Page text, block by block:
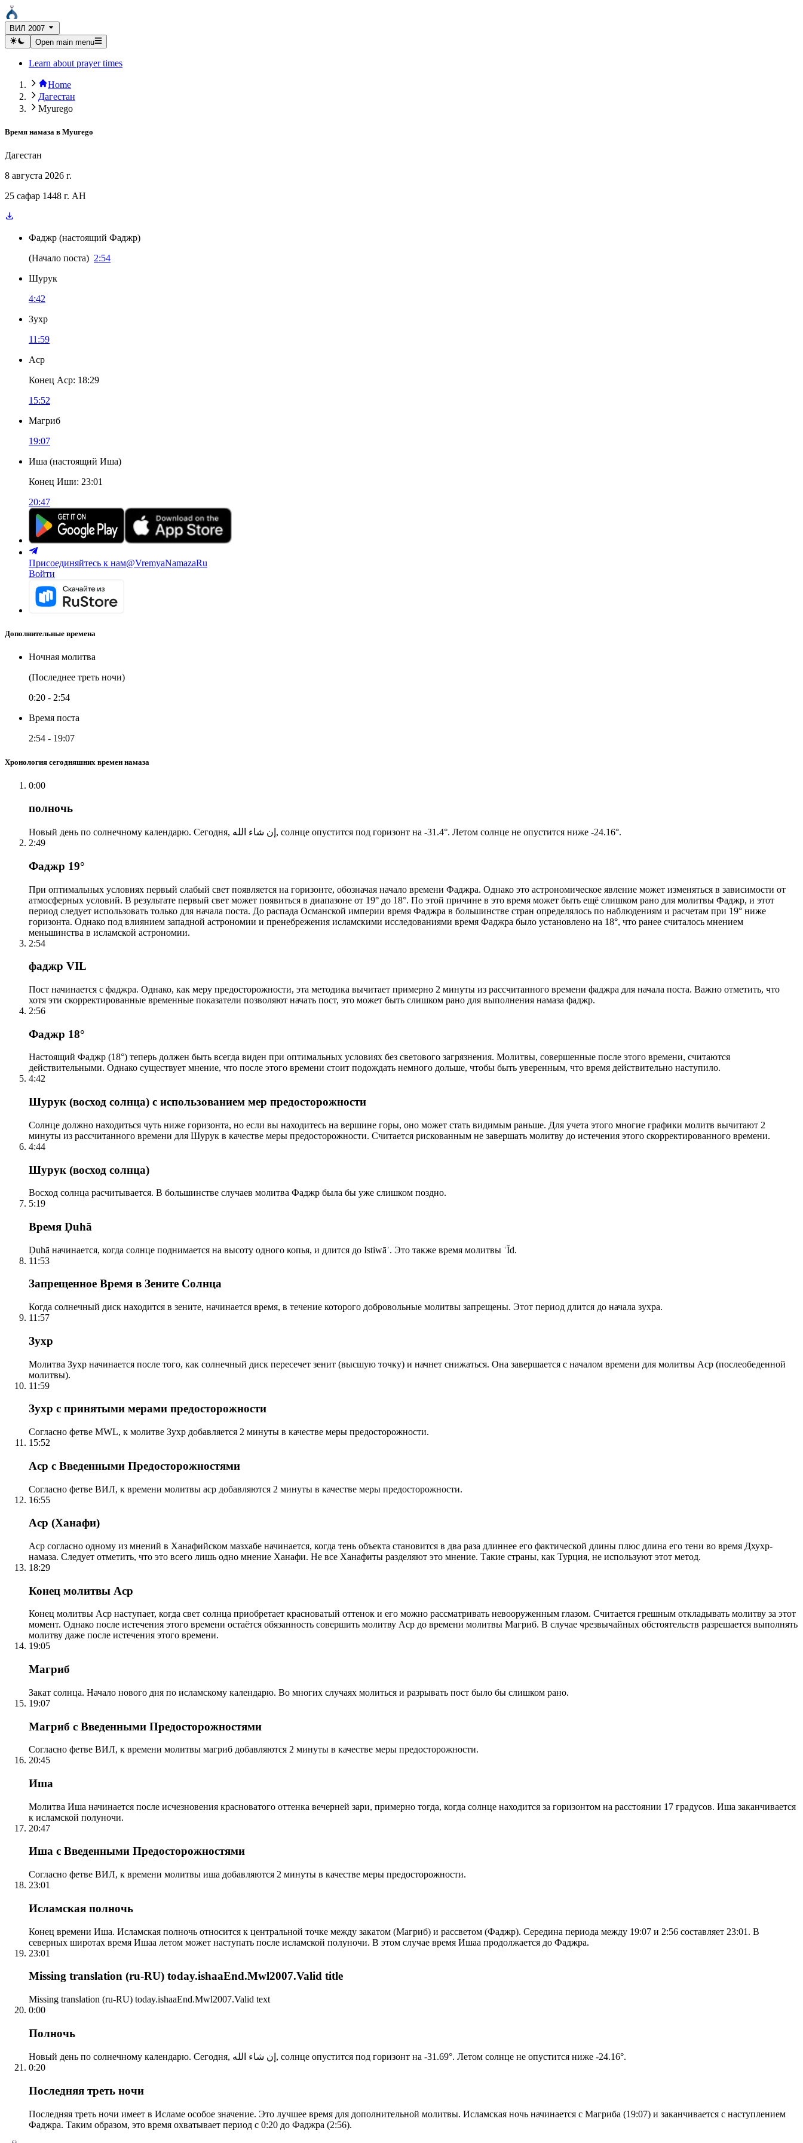
ВИЛ 2007
Open main menu
Learn about prayer times
Home
Дагестан
Myurego
Время намаза в Myurego
Дагестан
8 августа 2026 г.
25 сафар 1448 г. AH
Фаджр (настоящий Фаджр)
(Начало поста) 2:54
Шурук
4:42
Зухр
11:59
Аср
Конец Аср: 18:29
15:52
Магриб
19:07
Иша (настоящий Иша)
Конец Иши: 23:01
20:47
Присоединяйтесь к нам@VremyaNamazaRu
Войти
Дополнительные времена
Ночная молитва
(Последнее треть ночи)
0:20 - 2:54
Время поста
2:54 - 19:07
Хронология сегодняшних времен намаза
0:00
полночь
Новый день по солнечному календарю. Сегодня, إن شاء الله, солнце опустится под горизонт на -31.4°. Летом солнце не опустится ниже -24.16°.
2:49
Фаджр 19°
При оптимальных условиях первый слабый свет появляется на горизонте, обозначая начало времени Фаджра. Однако это астрономическое явление может изменяться в зависимости от
атмосферных условий. В результате первый свет может появиться в диапазоне от 19° до 18°. По этой причине в это время может быть ещё слишком рано для молитвы Фаджр, и этот
период следует использовать только для начала поста. До распада Османской империи время Фаджра в большинстве стран определялось по наблюдениям и расчетам при 19° ниже
горизонта. Однако под влиянием западной астрономии и пренебрежения исламскими исследованиями время Фаджра было установлено на 18°, что ранее считалось мнением
меньшинства в исламской астрономии.
2:54
фаджр VIL
Пост начинается с фаджра. Однако, как меру предосторожности, эта методика вычитает примерно 2 минуты из рассчитанного времени фаджра для начала поста. Важно отметить, что
хотя эти скорректированные временные показатели позволяют начать пост, это может быть слишком рано для выполнения намаза фаджр.
2:56
Фаджр 18°
Настоящий Фаджр (18°) теперь должен быть всегда виден при оптимальных условиях без светового загрязнения. Молитвы, совершенные после этого времени, считаются
действительными. Однако существует мнение, что после этого времени стоит подождать немного дольше, чтобы быть уверенным, что время действительно наступило.
4:42
Шурук (восход солнца) с использованием мер предосторожности
Солнце должно находиться чуть ниже горизонта, но если вы находитесь на вершине горы, оно может стать видимым раньше. Для учета этого многие графики молитв вычитают 2
минуты из рассчитанного времени для Шурук в качестве меры предосторожности. Считается рискованным не завершать молитву до истечения этого скорректированного времени.
4:44
Шурук (восход солнца)
Восход солнца расчитывается. В большинстве случаев молитва Фаджр была бы уже слишком поздно.
5:19
Время Ḍuhā
Ḍuhā начинается, когда солнце поднимается на высоту одного копья, и длится до Istiwāʾ. Это также время молитвы ʿĪd.
11:53
Запрещенное Время в Зените Солнца
Когда солнечный диск находится в зените, начинается время, в течение которого добровольные молитвы запрещены. Этот период длится до начала зухра.
11:57
Зухр
Молитва Зухр начинается после того, как солнечный диск пересечет зенит (высшую точку) и начнет снижаться. Она завершается с началом времени для молитвы Аср (послеобеденной
молитвы).
11:59
Зухр с принятыми мерами предосторожности
Согласно фетве MWL, к молитве Зухр добавляется 2 минуты в качестве меры предосторожности.
15:52
Аср с Введенными Предосторожностями
Согласно фетве ВИЛ, к времени молитвы аср добавляются 2 минуты в качестве меры предосторожности.
16:55
Аср (Ханафи)
Аср согласно одному из мнений в Ханафийском мазхабе начинается, когда тень объекта становится в два раза длиннее его фактической длины плюс длина его тени во время Дхухр-
намаза. Следует отметить, что это всего лишь одно мнение Ханафи. Не все Ханафиты разделяют это мнение. Такие страны, как Турция, не используют этот метод.
18:29
Конец молитвы Аср
Конец молитвы Аср наступает, когда свет солнца приобретает красноватый оттенок и его можно рассматривать невооруженным глазом. Считается грешным откладывать молитву за этот
момент. Однако после истечения этого времени остаётся обязанность совершить молитву Аср до времени молитвы Магриб. В случае чрезвычайных обстоятельств разрешается выполнять
молитву даже после истечения этого времени.
19:05
Магриб
Закат солнца. Начало нового дня по исламскому календарю. Во многих случаях молиться и разрывать пост было бы слишком рано.
19:07
Магриб с Введенными Предосторожностями
Согласно фетве ВИЛ, к времени молитвы магриб добавляются 2 минуты в качестве меры предосторожности.
20:45
Иша
Молитва Иша начинается после исчезновения красноватого оттенка вечерней зари, примерно тогда, когда солнце находится за горизонтом на расстоянии 17 градусов. Иша заканчивается
к исламской полуночи.
20:47
Иша с Введенными Предосторожностями
Согласно фетве ВИЛ, к времени молитвы иша добавляются 2 минуты в качестве меры предосторожности.
23:01
Исламская полночь
Конец времени Иша. Исламская полночь относится к центральной точке между закатом (Магриб) и рассветом (Фаджр). Середина периода между 19:07 и 2:56 составляет 23:01. В
северных широтах время Ишаа летом может наступать после исламской полуночи. В этом случае время Ишаа продолжается до Фаджра.
23:01
Missing translation (ru-RU) today.ishaaEnd.Mwl2007.Valid title
Missing translation (ru-RU) today.ishaaEnd.Mwl2007.Valid text
0:00
Полночь
Новый день по солнечному календарю. Сегодня, إن شاء الله, солнце опустится под горизонт на -31.69°. Летом солнце не опустится ниже -24.16°.
0:20
Последняя треть ночи
Последняя треть ночи имеет в Исламе особое значение. Это лучшее время для дополнительной молитвы. Исламская ночь начинается с Магриба (19:07) и заканчивается с наступлением
Фаджра. Таким образом, это время охватывает период с 0:20 до Фаджра (2:56).